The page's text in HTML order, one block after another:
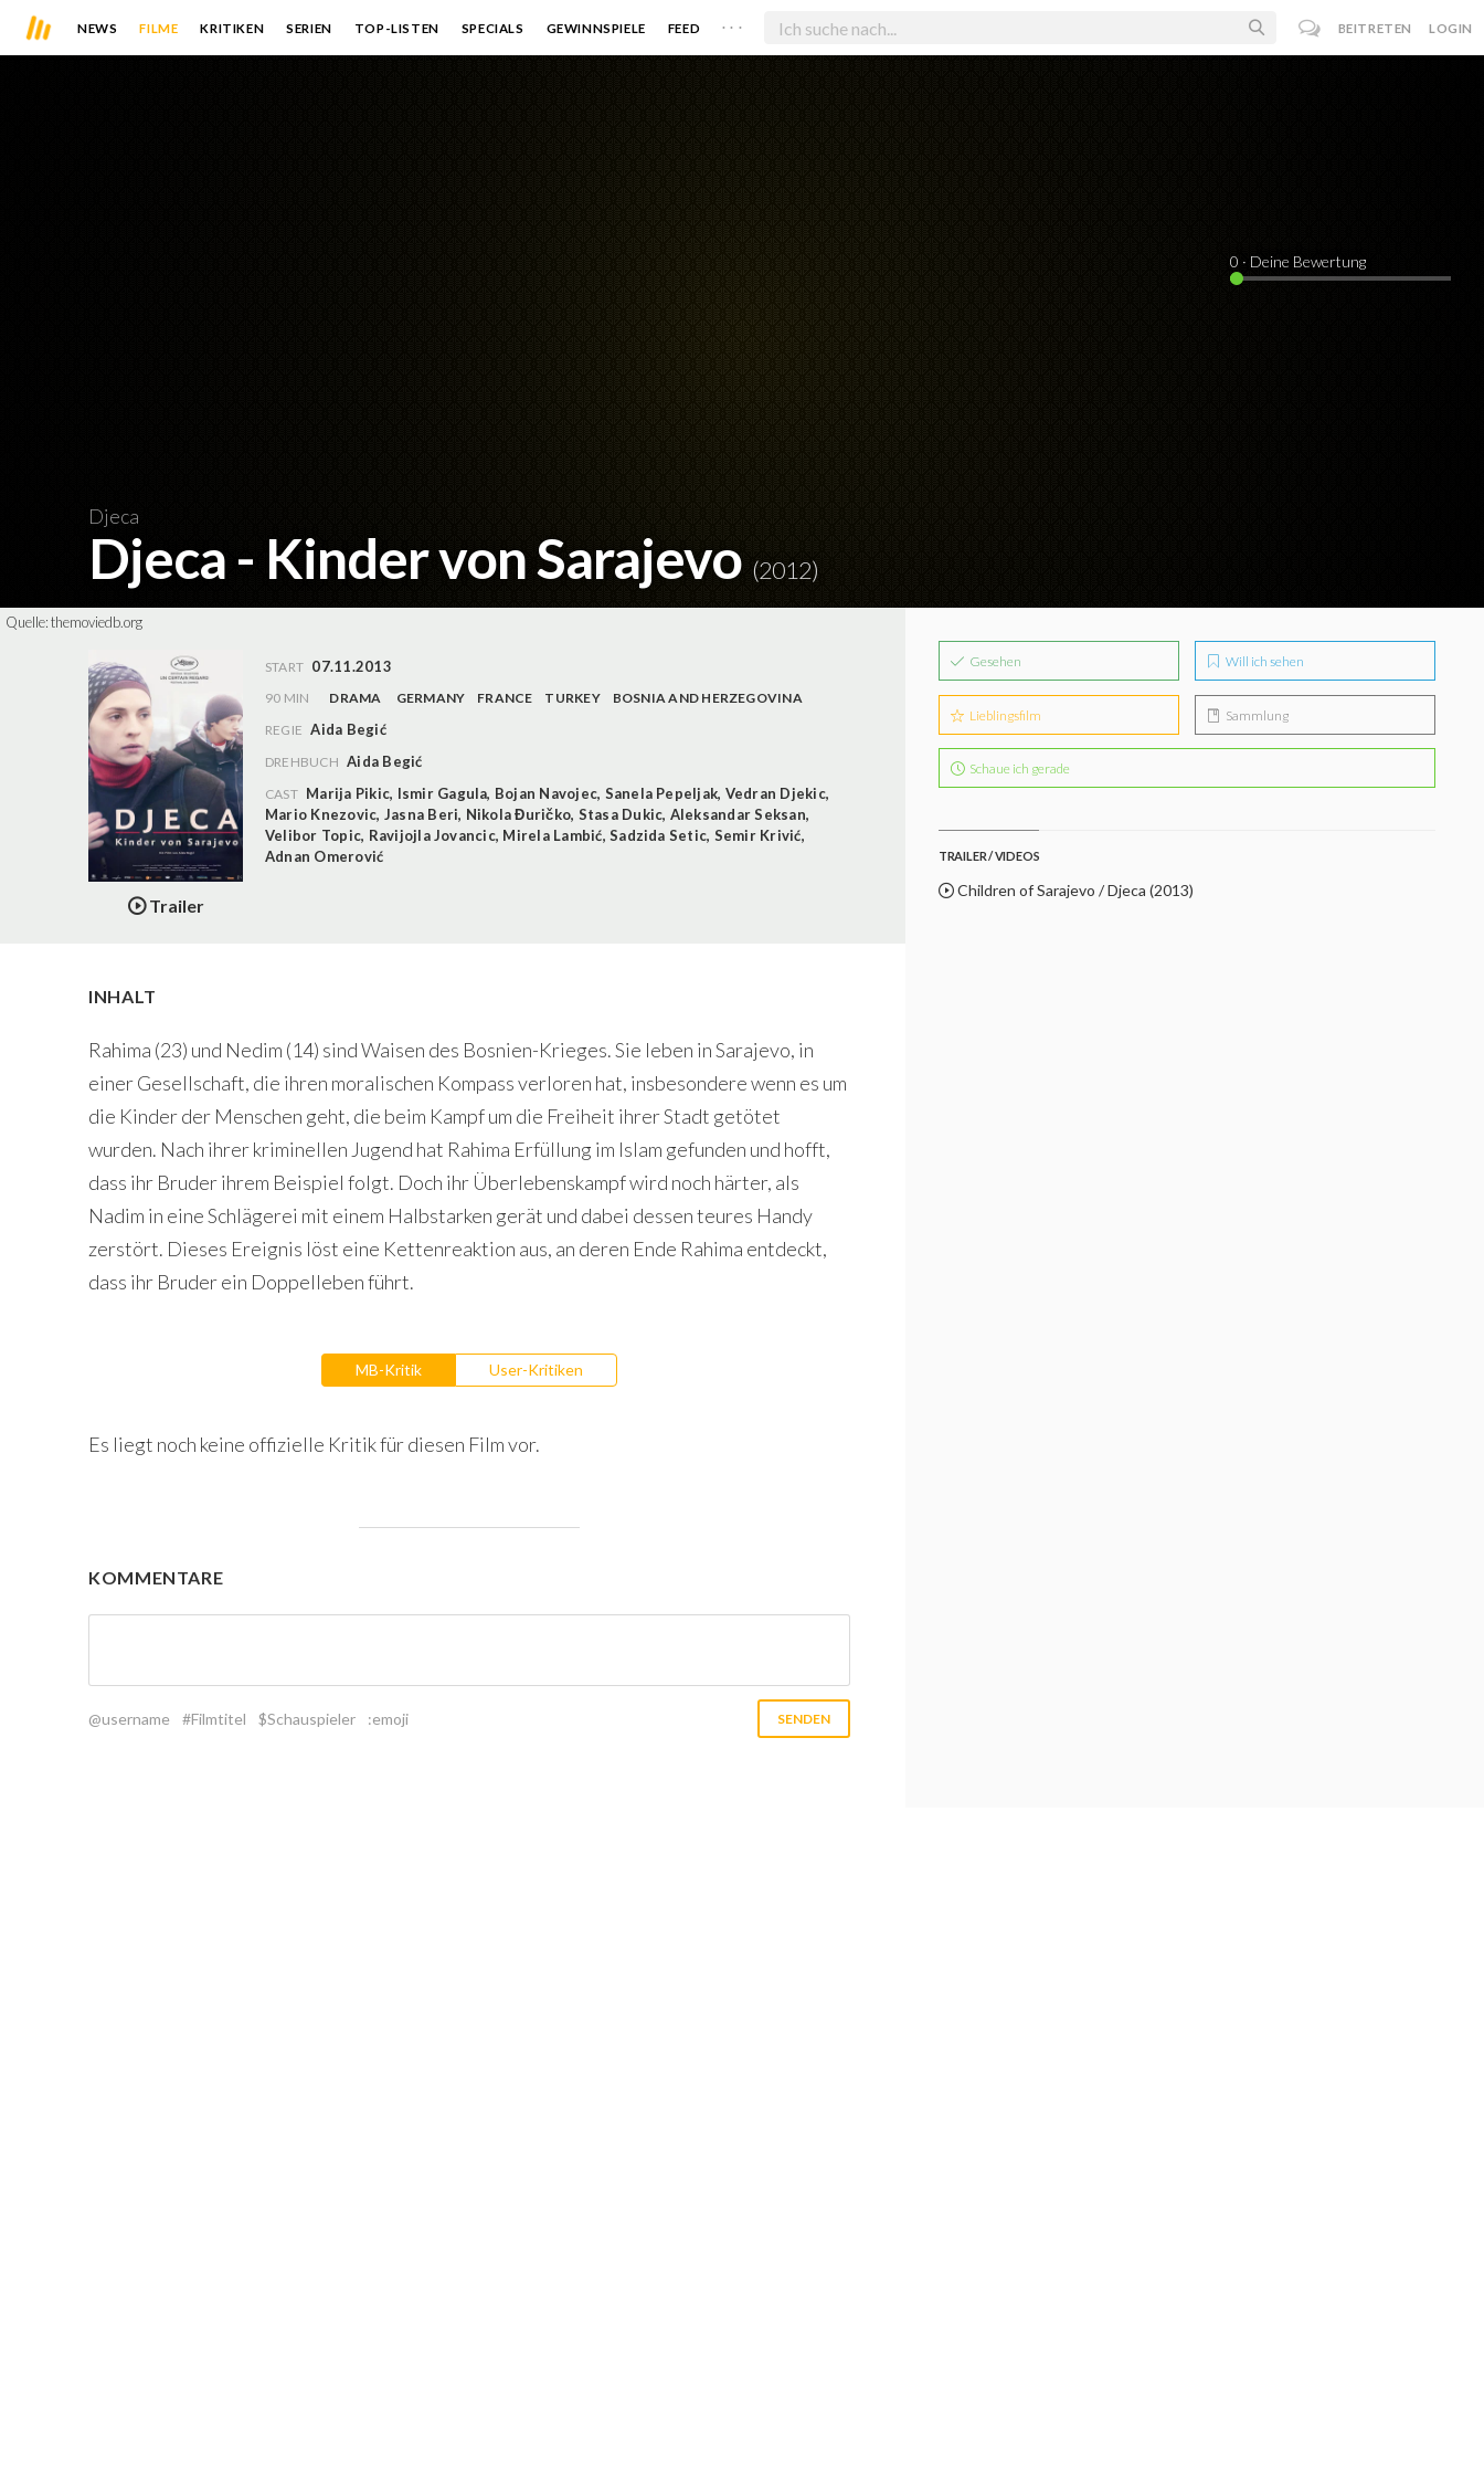
NEWS FILME KRITIKEN SERIEN TOP-LISTEN SPECIALS GEWINNSPIELE FEED . . . BEITRETEN LOGIN
Djeca
Djeca - Kinder von Sarajevo (2012)
0 · Deine Bewertung
Quelle:themoviedb.org
Trailer
START 07.11.2013
90 MIN DRAMA GERMANY FRANCE TURKEY
BOSNIA AND HERZEGOVINA
REGIE Aida Begić
DREHBUCH Aida Begić
CAST Marija Pikic, Ismir Gagula, Bojan Navojec, Sanela Pepeljak, Vedran Djekic,
Mario Knezovic, Jasna Beri, Nikola Đuričko, Stasa Dukic, Aleksandar Seksan,
Velibor Topic, Ravijojla Jovancic, Mirela Lambić,Sadzida Setic, Semir Krivić,
Adnan Omerović
INHALT
Rahima (23) und Nedim (14) sind Waisen des Bosnien-Krieges. Sie leben in Sarajevo, in
einer Gesellschaft, die ihren moralischen Kompass verloren hat, insbesondere wenn es um
die Kinder der Menschen geht, die beim Kampf um die Freiheit ihrer Stadt getötet
wurden. Nach ihrer kriminellen Jugend hat Rahima Erfüllung im Islam gefunden und hofft,
dass ihr Bruder ihrem Beispiel folgt. Doch ihr Überlebenskampf wird noch härter, als
Nadim in eine Schlägerei mit einem Halbstarken gerät und dabei dessen teures Handy
zerstört. Dieses Ereignis löst eine Kettenreaktion aus, an deren Ende Rahima entdeckt,
dass ihr Bruder ein Doppelleben führt.
MB-Kritik User-Kritiken
Es liegt noch keine offizielle Kritik für diesen Film vor.
KOMMENTARE
@username #Filmtitel $Schauspieler :emoji
Gesehen Will ich sehen
Lieblingsfilm Sammlung
Schaue ich gerade
TRAILER / VIDEOS
Children of Sarajevo / Djeca (2013)